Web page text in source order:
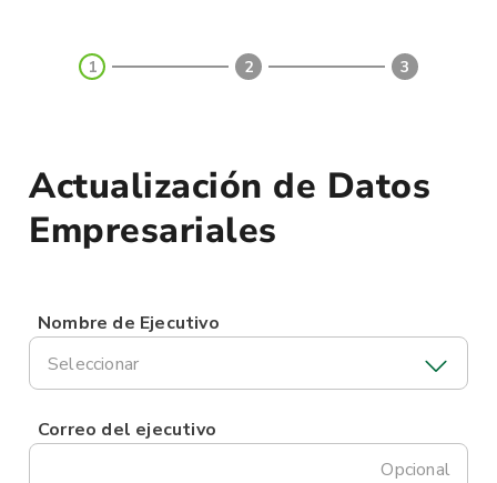
1 2 3
Actualización de Datos
Empresariales
Nombre de Ejecutivo
Seleccionar
Correo del ejecutivo
Opcional